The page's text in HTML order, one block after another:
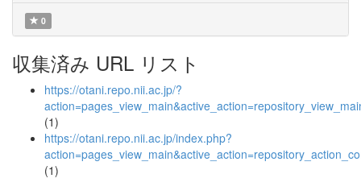
0
収集済み URL リスト
https://otani.repo.nii.ac.jp/?
(1)
https://otani.repo.nii.ac.jp/index.php?
(1)